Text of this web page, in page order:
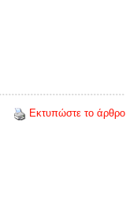
Εκτυπώστε το άρθρο